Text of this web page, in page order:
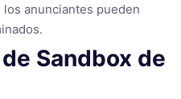
anunciantes pueden
Sandbox de